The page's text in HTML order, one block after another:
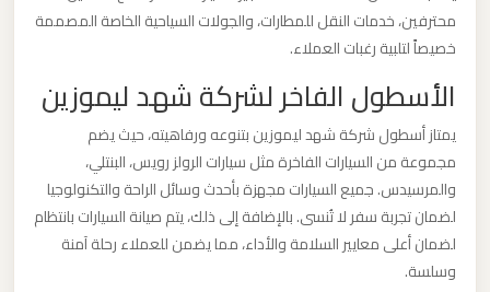
محترفين، خدمات النقل للمطارات، والجولات السياحية الخاصة المصممة
خصيصاً لتلبية رغبات العملاء.
الأسطول الفاخر لشركة شهد ليموزين
يمتاز أسطول شركة شهد ليموزين بتنوعه ورفاهيته، حيث يضم
مجموعة من السيارات الفاخرة مثل سيارات الرولز رويس، البنتلي،
والمرسيدس. جميع السيارات مجهزة بأحدث وسائل الراحة والتكنولوجيا
لضمان تجربة سفر لا تُنسى. بالإضافة إلى ذلك، يتم صيانة السيارات بانتظام
لضمان أعلى معايير السلامة والأداء، مما يضمن للعملاء رحلة آمنة
وسلسة.
الدولي
ليموزين
العرب
الاسكندرية
ليموزين